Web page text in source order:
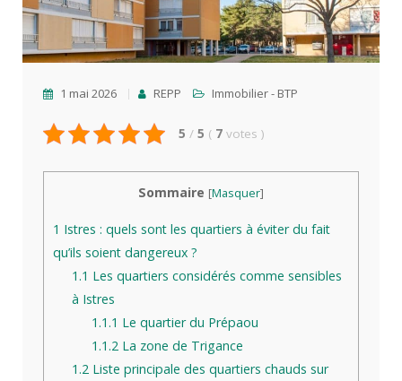
1 mai 2026 REPP Immobilier - BTP
5 / 5 ( 7 votes)
Sommaire [Masquer]
1 Istres : quels sont les quartiers à éviter du fait
qu’ils soient dangereux ?
1.1 Les quartiers considérés comme sensibles
à Istres
1.1.1 Le quartier du Prépaou
1.1.2 La zone de Trigance
1.2 Liste principale des quartiers chauds sur